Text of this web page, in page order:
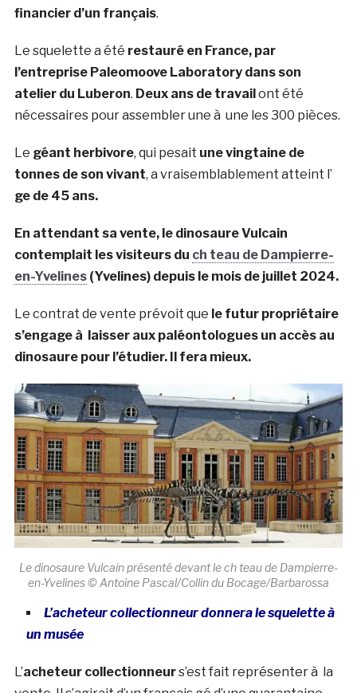
financier d’un français.
Le squelette a été restauré en France, par
l’entreprise Paleomoove Laboratory dans son
atelier du Luberon. Deux ans de travailont été
nécessaires pour assembler une à une les 300 pièces.
Le géant herbivore, qui pesait une vingtaine de
tonnes de son vivant, a vraisemblablement atteint l’
ge de 45 ans.
En attendant sa vente, le dinosaure Vulcain
contemplait les visiteurs du ch teau de Dampierre-
en-Yvelines(Yvelines) depuis le mois de juillet 2024.
Le contrat de vente prévoit que le futur propriétaire
s’engage à laisser aux paléontologues un accès au
dinosaure pour l’étudier. Il fera mieux.
Le dinosaure Vulcain présenté devant le ch teau de Dampierre-
en-Yvelines © Antoine Pascal/Collin du Bocage/Barbarossa
L’acheteur collectionneur donnera le squelette à
un musée
L’acheteur collectionneurs’est fait représenter à la